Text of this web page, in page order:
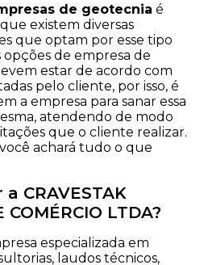
de geotecnia é
existem diversas
que optam por esse tipo
opções de empresa de
estar de acordo com
pelo cliente, por isso, é
a empresa para sanar essa
atendendo de modo
que o cliente realizar.
achará tudo o que
CRAVESTAK
COMÉRCIO LTDA?
especializada em
laudos técnicos,